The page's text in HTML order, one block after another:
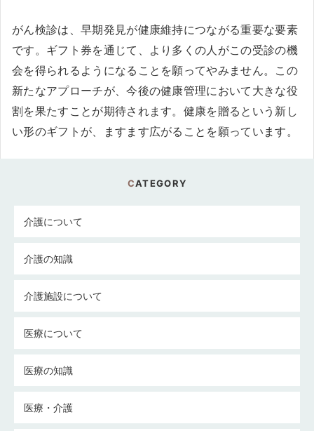
がん検診は、早期発見が健康維持につながる重要な要素
です。ギフト券を通じて、より多くの人がこの受診の機
会を得られるようになることを願ってやみません。この
新たなアプローチが、今後の健康管理において大きな役
割を果たすことが期待されます。健康を贈るという新し
い形のギフトが、ますます広がることを願っています。
CATEGORY
介護について
介護の知識
介護施設について
医療について
医療の知識
医療・介護